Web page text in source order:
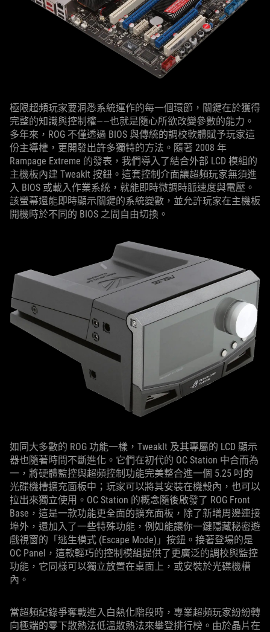
極限超頻玩家要洞悉系統運作的每一個環節，關鍵在於獲得
完整的知識與控制權——也就是隨心所欲改變參數的能力。
多年來，ROG 不僅透過 BIOS 與傳統的調校軟體賦予玩家這
份主導權，更開發出許多獨特的方法。隨著 2008 年
Rampage Extreme 的發表，我們導入了結合外部 LCD 模組的
主機板內建 TweakIt 按鈕。這套控制介面讓超頻玩家無須進
入 BIOS 或載入作業系統，就能即時微調時脈速度與電壓。
該螢幕還能即時顯示關鍵的系統變數，並允許玩家在主機板
開機時於不同的 BIOS 之間自由切換。
如同大多數的 ROG 功能一樣，TweakIt 及其專屬的 LCD 顯示
器也隨著時間不斷進化。它們在初代的 OC Station 中合而為
一，將硬體監控與超頻控制功能完美整合進一個 5.25 吋的
光碟機槽擴充面板中；玩家可以將其安裝在機殼內，也可以
拉出來獨立使用。OC Station 的概念隨後啟發了 ROG Front
Base，這是一款功能更全面的擴充面板，除了新增周邊連接
埠外，還加入了一些特殊功能，例如能讓你一鍵隱藏秘密遊
戲視窗的「逃生模式 (Escape Mode)」按鈕。接著登場的是
OC Panel，這款輕巧的控制模組提供了更廣泛的調校與監控
功能，它同樣可以獨立放置在桌面上，或安裝於光碟機槽
內。
當超頻紀錄爭奪戰進入白熱化階段時，專業超頻玩家紛紛轉
向極端的零下散熱法低溫散熱法來攀登排行榜。由於晶片在